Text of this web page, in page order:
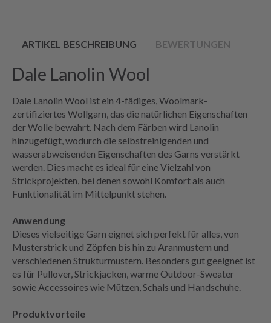
ARTIKEL BESCHREIBUNG BEWERTUNGEN
Dale Lanolin Wool
Dale Lanolin Wool ist ein 4-fädiges, Woolmark-
zertifiziertes Wollgarn, das die natürlichen Eigenschaften
der Wolle bewahrt. Nach dem Färben wird Lanolin
hinzugefügt, wodurch die selbstreinigenden und
wasserabweisenden Eigenschaften des Garns verstärkt
werden. Dies macht es ideal für eine Vielzahl von
Strickprojekten, bei denen sowohl Komfort als auch
Funktionalität im Mittelpunkt stehen.
Anwendung
Dieses vielseitige Garn eignet sich perfekt für alles, von
Musterstrick und Zöpfen bis hin zu Aranmustern und
verschiedenen Strukturmustern. Besonders gut geeignet ist
es für Pullover, Strickjacken, warme Outdoor-Sweater
sowie Accessoires wie Mützen, Schals und Handschuhe.
Produktvorteile